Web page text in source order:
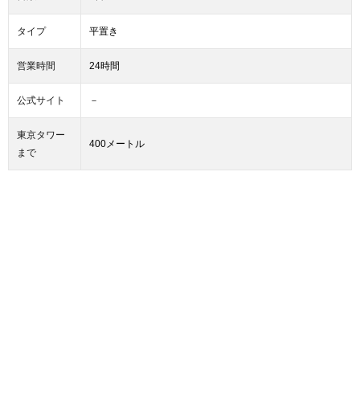
タイプ 平置き
営業時間 24時間
公式サイト －
東京タワー
まで
400メートル